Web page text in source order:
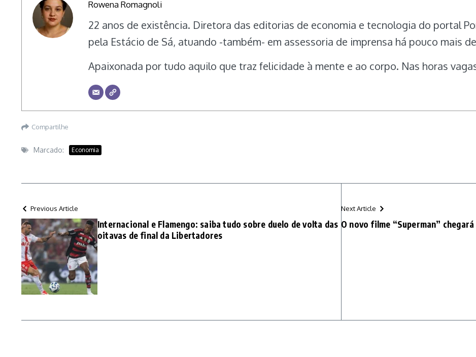
Rowena Romagnoli
22 anos de existência. Diretora das editorias de economia e tecnologia do portal
pela Estácio de Sá, atuando -também- em assessoria de imprensa há pouco mais de
Apaixonada por tudo aquilo que traz felicidade à mente e ao corpo. Nas horas
Compartilhe
Marcado: Economia
Previous Article
Internacional e Flamengo: saiba tudo sobre duelo de volta das
oitavas de final da Libertadores
Next Article
O novo filme “Superman”